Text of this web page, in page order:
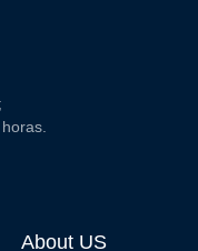
About US